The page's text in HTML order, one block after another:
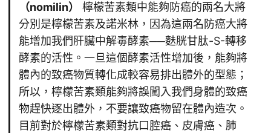
（nomilin）
檸檬苦素類中能夠防癌的兩名大將
分別是檸檬苦素及諾米林，因為這兩名防癌大將
能增加我們肝臟中解毒酵素──麩胱甘肽-S-轉移
酵素的活性。一旦這個酵素活性增加後，能夠將
體內的致癌物質轉化成較容易排出體外的型態；
所以，檸檬苦素類能夠將誤闖入我們身體的致癌
物趕快逐出體外，不要讓致癌物留在體內造次。
目前對於檸檬苦素類對抗口腔癌、皮膚癌、肺